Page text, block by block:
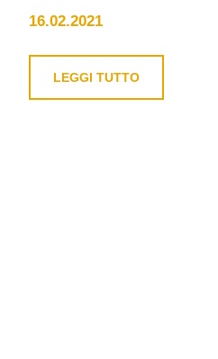
16.02.2021
LEGGI TUTTO